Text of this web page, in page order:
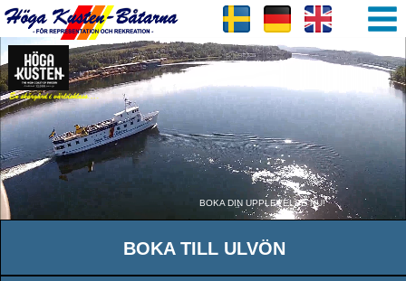
BOKA DIN UPPLEVELSE NU!
BOKA TILL ULVÖN